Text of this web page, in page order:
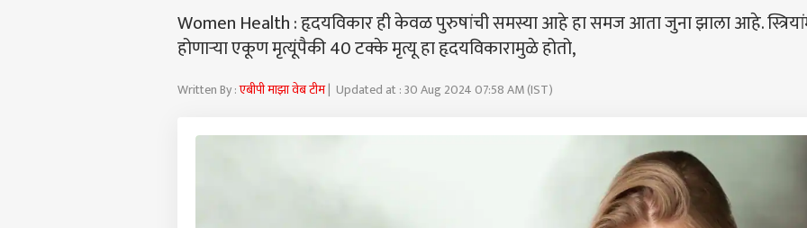
Women Health : हृदयविकार ही केवळ पुरुषांची समस्या आहे हा समज आता जुना झाला आहे.
होणाऱ्या एकूण मृत्यूंपैकी 40 टक्के मृत्यू हा हृदयविकारामुळे होतो,
Written By :एबीपी माझा वेब टीम| Updated at : 30 Aug 2024 07:58 AM (IST)